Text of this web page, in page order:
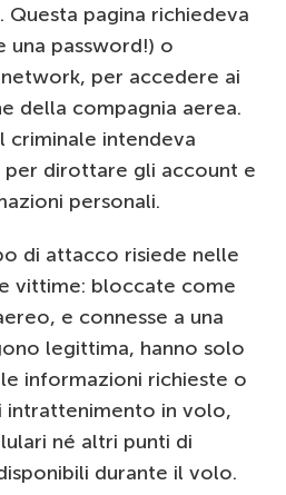
Questa pagina richiedeva
una password!) o
per accedere ai
della compagnia aerea.
criminale intendeva
dirottare gli account e
personali.
di attacco risiede nelle
vittime: bloccate come
e connesse a una
legittima, hanno solo
informazioni richieste o
intrattenimento in volo,
né altri punti di
durante il volo.